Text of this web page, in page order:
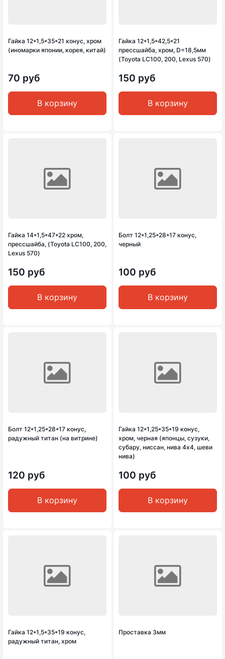
Гайка 12*1,5*35*21 конус, хром
(иномарки японии, корея, китай)
70 руб
В корзину
Гайка 12*1,5*42,5*21
прессшайба, хром, D=18,5мм
(Toyota LC100, 200, Lexus 570)
150 руб
В корзину
Гайка 14*1,5*47*22 хром,
прессшайба, (Toyota LC100, 200,
Lexus 570)
150 руб
В корзину
Болт 12*1,25*28*17 конус,
черный
100 руб
В корзину
Болт 12*1,25*28*17 конус,
радужный титан (на витрине)
120 руб
В корзину
Гайка 12*1,25*35*19 конус,
хром, черная (японцы, сузуки,
субару, ниссан, нива 4х4, шеви
нива)
100 руб
В корзину
Гайка 12*1,5*35*19 конус,
радужный титан, хром
Проставка 3мм